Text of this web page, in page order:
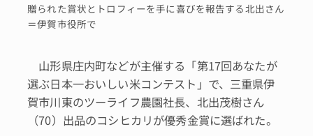
贈られた賞状とトロフィーを手に喜びを報告する北出さん
＝伊賀市役所で
山形県庄内町などが主催する「第17回あなたが
選ぶ日本一おいしい米コンテスト」で、三重県伊
賀市川東のツーライフ農園社長、北出茂樹さん
（70）出品のコシヒカリが優秀金賞に選ばれた。